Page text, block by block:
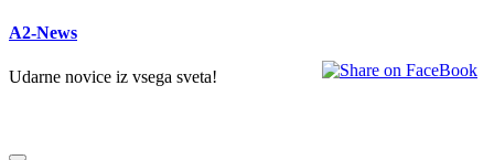
A2-News
Udarne novice iz vsega sveta!